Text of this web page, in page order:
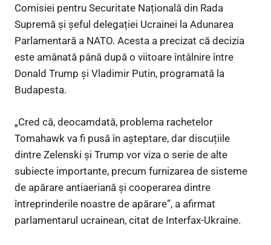
Comisiei pentru Securitate Națională din Rada
Supremă și șeful delegației Ucrainei la Adunarea
Parlamentară a NATO. Acesta a precizat că decizia
este amânată până după o viitoare întâlnire între
Donald Trump și Vladimir Putin, programată la
Budapesta.
„Cred că, deocamdată, problema rachetelor
Tomahawk va fi pusă în așteptare, dar discuțiile
dintre Zelenski și Trump vor viza o serie de alte
subiecte importante, precum furnizarea de sisteme
de apărare antiaeriană și cooperarea dintre
întreprinderile noastre de apărare”, a afirmat
parlamentarul ucrainean, citat de Interfax-Ukraine.